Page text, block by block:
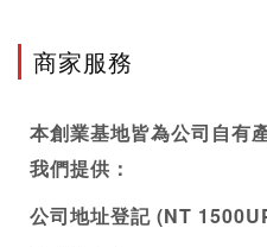
商家服務
本創業基地皆為公司自有
我們提供：
公司地址登記 (NT